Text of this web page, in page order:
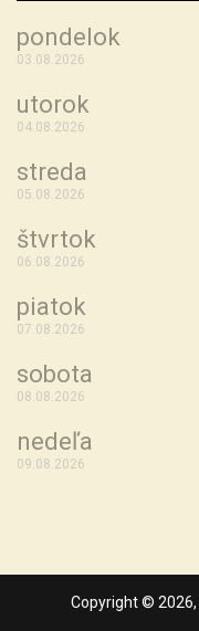
pondelok
03.08.2026
utorok
04.08.2026
streda
05.08.2026
štvrtok
06.08.2026
piatok
07.08.2026
sobota
08.08.2026
nedeľa
09.08.2026
Copyright © 2026,